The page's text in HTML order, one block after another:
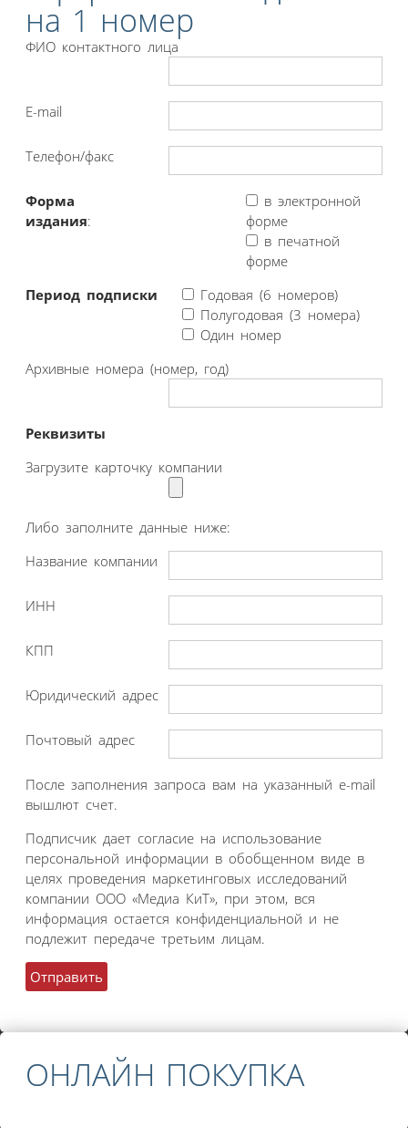
на 1 номер
ФИО контактного лица
E-mail
Телефон/факс
Форма
издания:
в электронной
форме
в печатной
форме
Период подписки
Годовая (6 номеров)
Полугодовая (3 номера)
Один номер
Архивные номера (номер, год)
Реквизиты
Загрузите карточку компании
Либо заполните данные ниже:
Название компании
ИНН
КПП
Юридический адрес
Почтовый адрес
После заполнения запроса вам на указанный e-mail
вышлют счет.
Подписчик дает согласие на использование
персональной информации в обобщенном виде в
целях проведения маркетинговых исследований
компании ООО «Медиа КиТ», при этом, вся
информация остается конфиденциальной и не
подлежит передаче третьим лицам.
ОНЛАЙН ПОКУПКА